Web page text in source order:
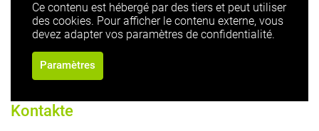
Ce contenu est hébergé par des tiers et peut utiliser
des cookies. Pour afficher le contenu externe, vous
devez adapter vos paramètres de confidentialité.
Paramètres
Kontakte